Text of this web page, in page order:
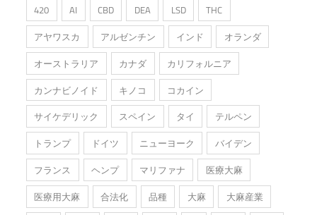
420 AI CBD DEA LSD
THC
アヤワスカ
アルゼンチン インド
オランダ
オーストラリア
カナダ
カリフォルニア
カンナビノイド
キノコ
コカイン
サイケデリック
スペイン タイ
テルペン
トランプ
ドイツ ニューヨーク
バイデン
フランス
ヘンプ マリファナ
医療大麻
医療用大麻
合法化 品種 大麻
大麻産業